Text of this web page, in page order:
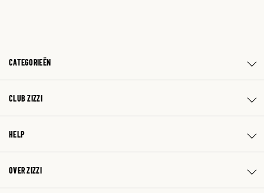
CATEGORIEËN
CLUB ZIZZI
HELP
OVER ZIZZI